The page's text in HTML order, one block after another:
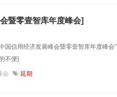
暨零壹智库年度峰会]
国信用经济发展峰会暨零壹智库年度峰
不便]
会 延期